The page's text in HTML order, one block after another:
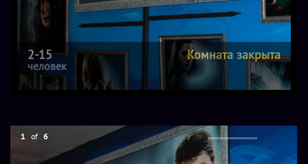
2-15
человек
Комната закрыта
1 of 6